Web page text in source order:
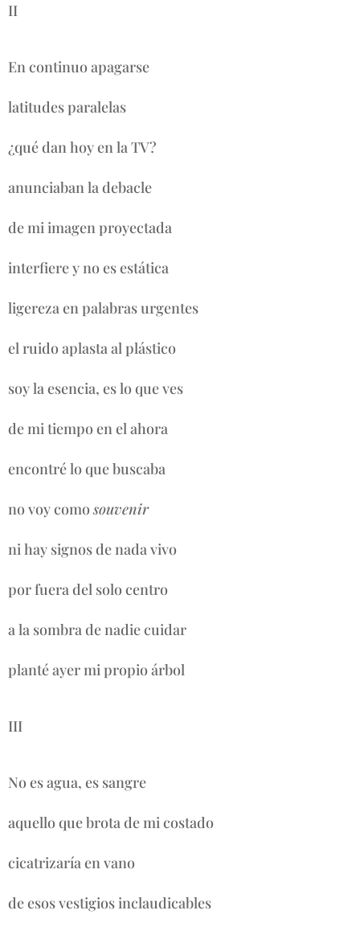
II
En continuo apagarse
latitudes paralelas
¿qué dan hoy en la TV?
anunciaban la debacle
de mi imagen proyectada
interfiere y no es estática
ligereza en palabras urgentes
el ruido aplasta al plástico
soy la esencia, es lo que ves
de mi tiempo en el ahora
encontré lo que buscaba
no voy comosouvenir
ni hay signos de nada vivo
por fuera del solo centro
a la sombra de nadie cuidar
planté ayer mi propio árbol
III
No es agua, es sangre
aquello que brota de mi costado
cicatrizaría en vano
de esos vestigios inclaudicables